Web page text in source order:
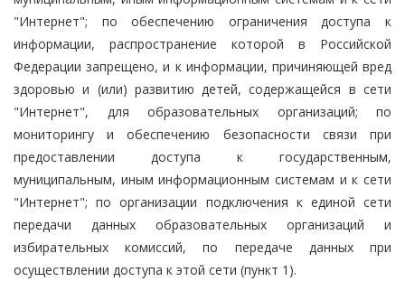
"Интернет"; по обеспечению ограничения доступа к
информации, распространение которой в Российской
Федерации запрещено, и к информации, причиняющей вред
здоровью и (или) развитию детей, содержащейся в сети
"Интернет", для образовательных организаций; по
мониторингу и обеспечению безопасности связи при
предоставлении доступа к государственным,
муниципальным, иным информационным системам и к сети
"Интернет"; по организации подключения к единой сети
передачи данных образовательных организаций и
избирательных комиссий, по передаче данных при
осуществлении доступа к этой сети (пункт 1).